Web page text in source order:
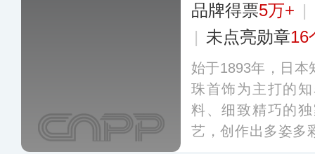
品牌得票5万+ |
| 未点亮勋章16
始于1893年，日本
珠首饰为主打的
料、细致精巧的
艺，创作出多姿多